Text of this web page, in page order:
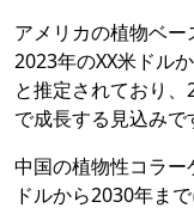
アメリカの植物ベー
2023年のXX米ドル
と推定されており、
で成長する見込みで
中国の植物性コラー
ドルから2030年ま